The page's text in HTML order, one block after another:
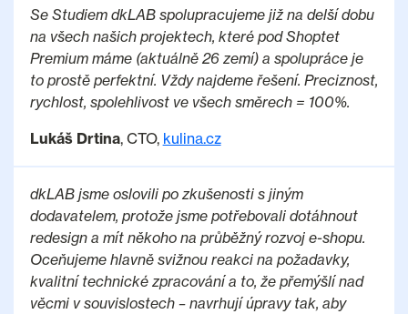
Se Studiem dkLAB spolupracujeme již na delší dobu
na všech našich projektech, které pod Shoptet
Premium máme (aktuálně 26 zemí) a spolupráce je
to prostě perfektní. Vždy najdeme řešení. Preciznost,
rychlost, spolehlivost ve všech směrech = 100%.
Lukáš Drtina, CTO, kulina.cz
dkLAB jsme oslovili po zkušenosti s jiným
dodavatelem, protože jsme potřebovali dotáhnout
redesign a mít někoho na průběžný rozvoj e-shopu.
Oceňujeme hlavně svižnou reakci na požadavky,
kvalitní technické zpracování a to, že přemýšlí nad
věcmi v souvislostech – navrhují úpravy tak, aby